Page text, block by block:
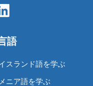
語
スランド語を学ぶ
ニア語を学ぶ